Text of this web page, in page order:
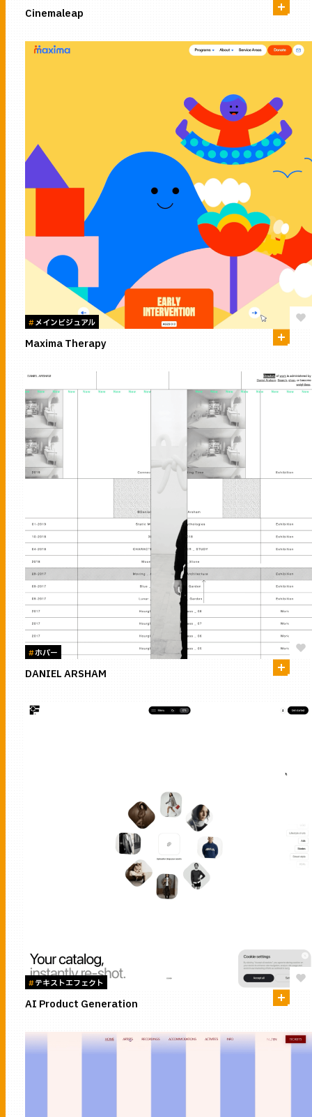
Cinemaleap
#メインビジュアル
Maxima Therapy
#ホバー
DANIEL ARSHAM
#テキストエフェクト
AI Product Generation